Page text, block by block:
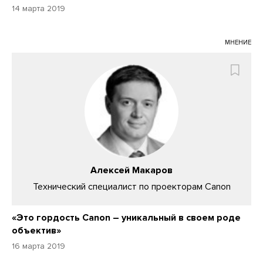
14 марта 2019
МНЕНИЕ
Алексей Макаров
Технический специалист по проекторам Canon
«Это гордость Canon – уникальный в своем роде
объектив»
16 марта 2019